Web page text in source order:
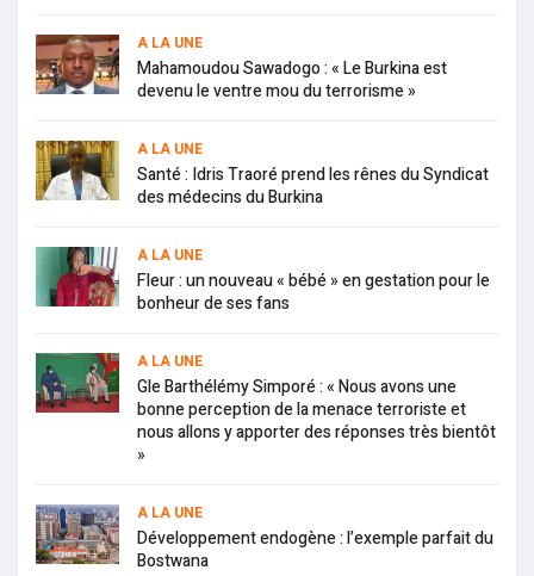
A LA UNE
Mahamoudou Sawadogo : « Le Burkina est
devenu le ventre mou du terrorisme »
A LA UNE
Santé : Idris Traoré prend les rênes du Syndicat
des médecins du Burkina
A LA UNE
Fleur : un nouveau « bébé » en gestation pour le
bonheur de ses fans
A LA UNE
Gle Barthélémy Simporé : « Nous avons une
bonne perception de la menace terroriste et
nous allons y apporter des réponses très bientôt
»
A LA UNE
Développement endogène : l’exemple parfait du
Bostwana